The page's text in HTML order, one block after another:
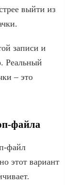
выйти из
записи и
Реальный
– это
файла
файл
этот вариант